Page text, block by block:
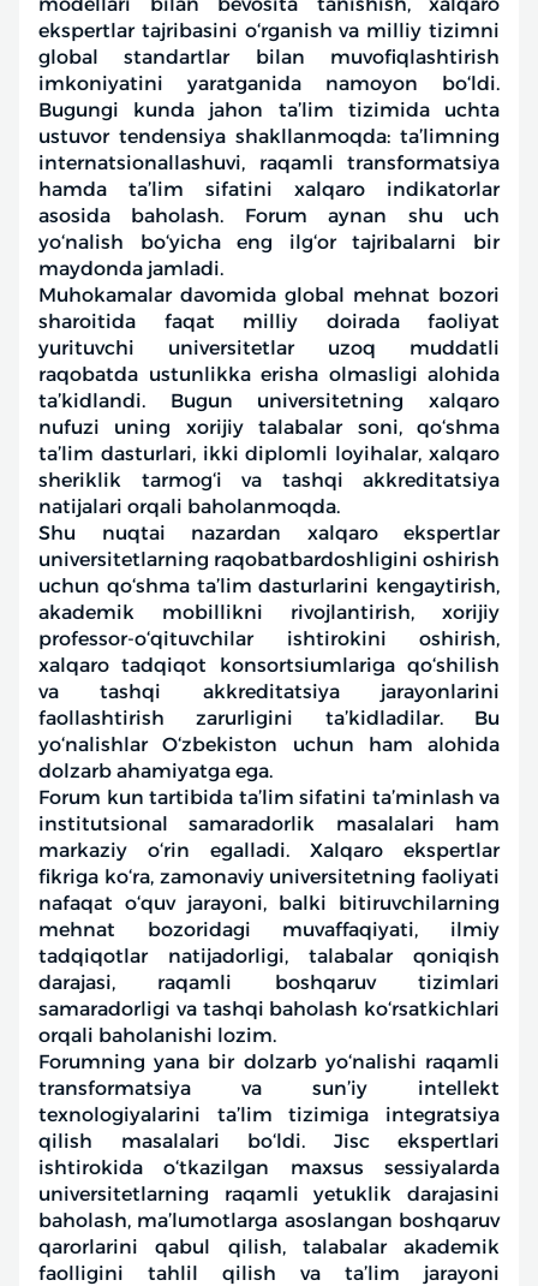
ekspertlar tajribasini o‘rganish va milliy tizimni
global standartlar bilan muvofiqlashtirish
imkoniyatini yaratganida namoyon bo‘ldi.
Bugungi kunda jahon ta’lim tizimida uchta
ustuvor tendensiya shakllanmoqda: ta’limning
internatsionallashuvi, raqamli transformatsiya
hamda ta’lim sifatini xalqaro indikatorlar
asosida baholash. Forum aynan shu uch
yo‘nalish bo‘yicha eng ilg‘or tajribalarni bir
maydonda jamladi.
Muhokamalar davomida global mehnat bozori
sharoitida faqat milliy doirada faoliyat
yurituvchi universitetlar uzoq muddatli
raqobatda ustunlikka erisha olmasligi alohida
ta’kidlandi. Bugun universitetning xalqaro
nufuzi uning xorijiy talabalar soni, qo‘shma
ta’lim dasturlari, ikki diplomli loyihalar, xalqaro
sheriklik tarmog‘i va tashqi akkreditatsiya
natijalari orqali baholanmoqda.
Shu nuqtai nazardan xalqaro ekspertlar
universitetlarning raqobatbardoshligini oshirish
uchun qo‘shma ta’lim dasturlarini kengaytirish,
akademik mobillikni rivojlantirish, xorijiy
professor-o‘qituvchilar ishtirokini oshirish,
xalqaro tadqiqot konsortsiumlariga qo‘shilish
va tashqi akkreditatsiya jarayonlarini
faollashtirish zarurligini ta’kidladilar. Bu
yo‘nalishlar O‘zbekiston uchun ham alohida
dolzarb ahamiyatga ega.
Forum kun tartibida ta’lim sifatini ta’minlash va
institutsional samaradorlik masalalari ham
markaziy o‘rin egalladi. Xalqaro ekspertlar
fikriga ko‘ra, zamonaviy universitetning faoliyati
nafaqat o‘quv jarayoni, balki bitiruvchilarning
mehnat bozoridagi muvaffaqiyati, ilmiy
tadqiqotlar natijadorligi, talabalar qoniqish
darajasi, raqamli boshqaruv tizimlari
samaradorligi va tashqi baholash ko‘rsatkichlari
orqali baholanishi lozim.
Forumning yana bir dolzarb yo‘nalishi raqamli
transformatsiya va sun’iy intellekt
texnologiyalarini ta’lim tizimiga integratsiya
qilish masalalari bo‘ldi. Jisc ekspertlari
ishtirokida o‘tkazilgan maxsus sessiyalarda
universitetlarning raqamli yetuklik darajasini
baholash, ma’lumotlarga asoslangan boshqaruv
qarorlarini qabul qilish, talabalar akademik
faolligini tahlil qilish va ta’lim jarayoni